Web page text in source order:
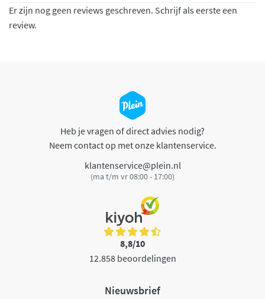
Er zijn nog geen reviews geschreven. Schrijf als eerste een
review.
Heb je vragen of direct advies nodig?
Neem contact op met onze klantenservice.
klantenservice@plein.nl
(ma t/m vr 08:00 - 17:00)
8,8/10
12.858 beoordelingen
Nieuwsbrief